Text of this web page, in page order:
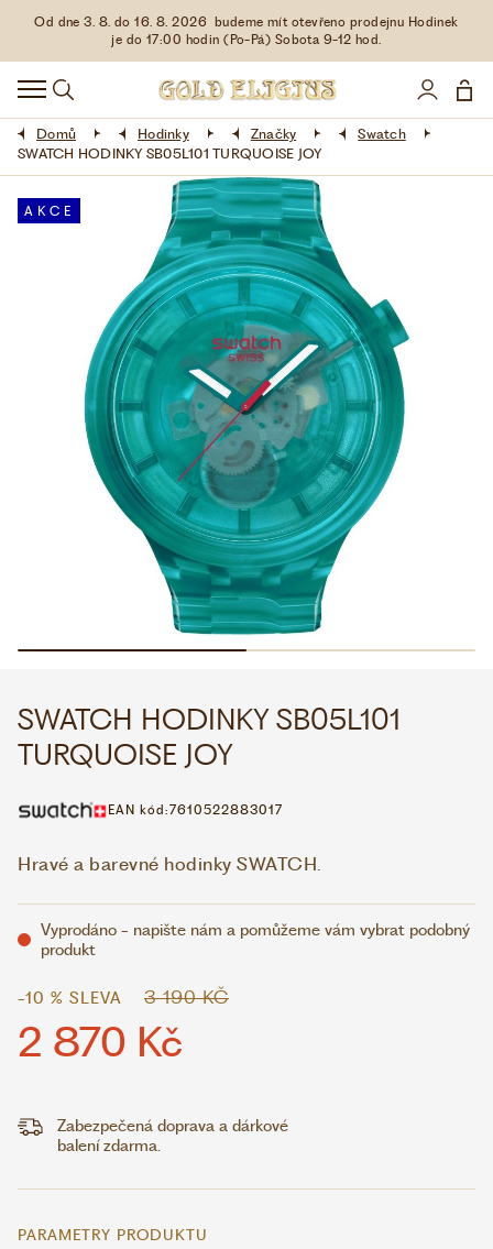
Od dne 3. 8. do 16. 8. 2026 budeme mít otevřeno prodejnu Hodinek
je do 17:00 hodin (Po-Pá) Sobota 9-12 hod.
HODINKY
DOPLŇKY
ŠPERKY
AKCE
LIMITOVANÉ EDICE
LÁSKA ❤
VŠE O NÁKUPU
KONTAKT
WHATSAPP VIBER
VOLEJTE 9:00–18:00+420 775 138 346
Domů Hodinky Značky
Swatch
SWATCH HODINKY SB05L101 TURQUOISE JOY
AKCE
SWATCH HODINKY SB05L101
TURQUOISE JOY
EAN kód:7610522883017
Hravé a barevné hodinky SWATCH.
Vyprodáno - napište nám a pomůžeme vám vybrat podobný
produkt
-10 % SLEVA 3 190 KČ
2 870 Kč
Zabezpečená doprava a dárkové
balení zdarma.
PARAMETRY PRODUKTU